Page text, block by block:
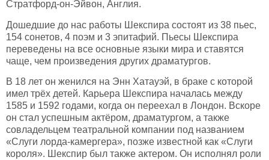
Стратфорд-он-Эйвон, Англия.
Дошедшие до нас работы Шекспира состоят из 38 пьес,
154 сонетов, 4 поэм и 3 эпитафий. Пьесы Шекспира
переведены на все основные языки мира и ставятся
чаще, чем произведения других драматургов.
В 18 лет он женился на Энн Хатауэй, в браке с которой
имел трёх детей. Карьера Шекспира началась между
1585 и 1592 годами, когда он переехал в Лондон. Вскоре
он стал успешным актёром, драматургом, а также
совладельцем театральной компании под названием
«Слуги лорда-камергера», позже известной как «Слуги
короля». Шекспир был также актером. Он исполнял роли